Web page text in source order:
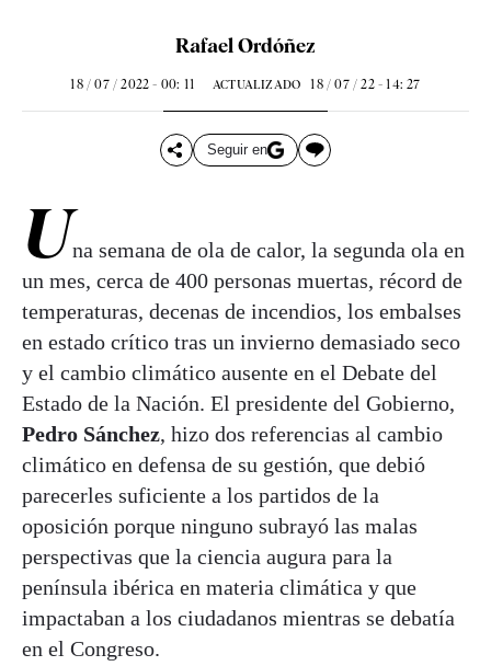
Rafael Ordóñez
18 / 07 / 2022 - 00: 11 ACTUALIZADO 18 / 07 / 22 - 14: 27
Seguir en
Una semana de ola de calor, la segunda ola en
un mes, cerca de 400 personas muertas, récord de
temperaturas, decenas de incendios, los embalses
en estado crítico tras un invierno demasiado seco
y el cambio climático ausente en el Debate del
Estado de la Nación. El presidente del Gobierno,
Pedro Sánchez, hizo dos referencias al cambio
climático en defensa de su gestión, que debió
parecerles suficiente a los partidos de la
oposición porque ninguno subrayó las malas
perspectivas que la ciencia augura para la
península ibérica en materia climática y que
impactaban a los ciudadanos mientras se debatía
en el Congreso.